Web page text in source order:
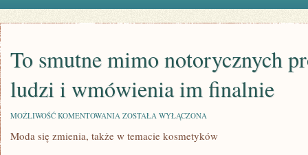
To smutne mimo notorycznych
ludzi i wmówienia im finalnie
MOŻLIWOŚĆ KOMENTOWANIA TO
MIMO
ZOSTAŁA WYŁĄCZONA
Moda się zmienia, także w temacie kosmetyków